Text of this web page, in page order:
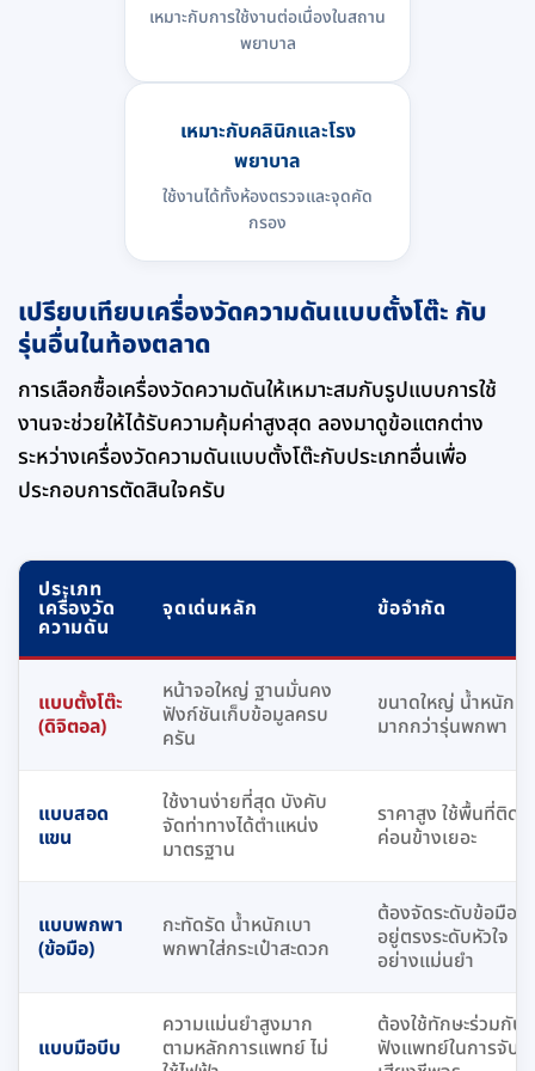
เหมาะกับการใช้งานต่อเนื่องในสถาน
พยาบาล
เหมาะกับคลินิกและโรง
พยาบาล
ใช้งานได้ทั้งห้องตรวจและจุดคัด
กรอง
เปรียบเทียบเครื่องวัดความดันแบบตั้งโต๊ะ กับ
รุ่นอื่นในท้องตลาด
การเลือกซื้อเครื่องวัดความดันให้เหมาะสมกับรูปแบบการใช้
งานจะช่วยให้ได้รับความคุ้มค่าสูงสุด ลองมาดูข้อแตกต่าง
ระหว่างเครื่องวัดความดันแบบตั้งโต๊ะกับประเภทอื่นเพื่อ
ประกอบการตัดสินใจครับ
ประเภท
เครื่องวัด
ความดัน
จุดเด่นหลัก ข้อจำกัด
แบบตั้งโต๊ะ
(ดิจิตอล)
หน้าจอใหญ่ ฐานมั่นคง
ฟังก์ชันเก็บข้อมูลครบ
ครัน
ขนาดใหญ่ น้ำหนัก
มากกว่ารุ่นพกพา
แบบสอด
แขน
ใช้งานง่ายที่สุด บังคับ
จัดท่าทางได้ตำแหน่ง
มาตรฐาน
ราคาสูง ใช้พื้นที่ติด
ค่อนข้างเยอะ
แบบพกพา
(ข้อมือ)
กะทัดรัด น้ำหนักเบา
พกพาใส่กระเป๋าสะดวก
ต้องจัดระดับข้อมือให้
อยู่ตรงระดับหัวใจ
อย่างแม่นยำ
แบบมือบีบ
ความแม่นยำสูงมาก
ตามหลักการแพทย์ ไม่
ต้องใช้ทักษะร่วมกับหู
ฟังแพทย์ในการจับ